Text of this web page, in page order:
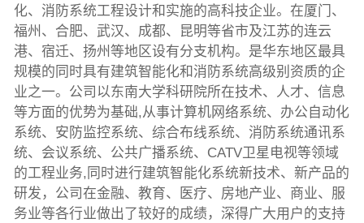
化、消防系统工程设计和实施的高科技企业。在厦门、
福州、合肥、武汉、成都、昆明等省市及江苏的连云
港、宿迁、扬州等地区设有分支机构。是华东地区最具
规模的同时具有建筑智能化和消防系统高级别资质的企
业之一。公司以东南大学科研院所在技术、人才、信息
等方面的优势为基础,从事计算机网络系统、办公自动化
系统、安防监控系统、综合布线系统、消防系统通讯系
统、会议系统、公共广播系统、CATV卫星电视等领域
的工程业务,同时进行建筑智能化系统新技术、新产品的
研发，公司在金融、教育、医疗、房地产业、商业、服
务业等各行业做出了较好的成绩，深得广大用户的支持